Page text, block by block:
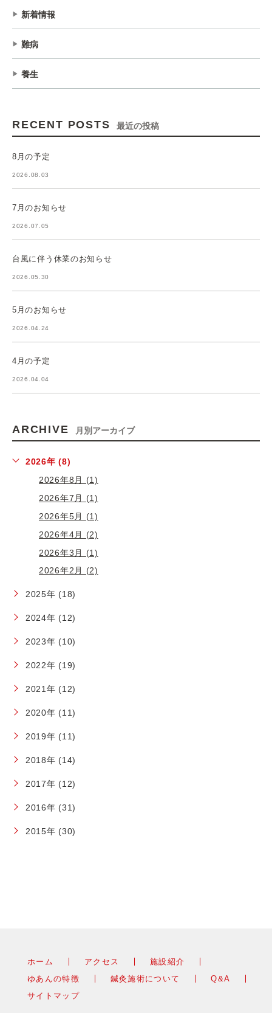
新着情報
難病
養生
RECENT POSTS 最近の投稿
8月の予定
2026.08.03
7月のお知らせ
2026.07.05
台風に伴う休業のお知らせ
2026.05.30
5月のお知らせ
2026.04.24
4月の予定
2026.04.04
ARCHIVE 月別アーカイブ
2026年 (8)
2026年8月 (1)
2026年7月 (1)
2026年5月 (1)
2026年4月 (2)
2026年3月 (1)
2026年2月 (2)
2025年 (18)
2024年 (12)
2023年 (10)
2022年 (19)
2021年 (12)
2020年 (11)
2019年 (11)
2018年 (14)
2017年 (12)
2016年 (31)
2015年 (30)
ホーム アクセス
施設紹介
ゆあんの特徴
鍼灸施術について
Q&A
サイトマップ